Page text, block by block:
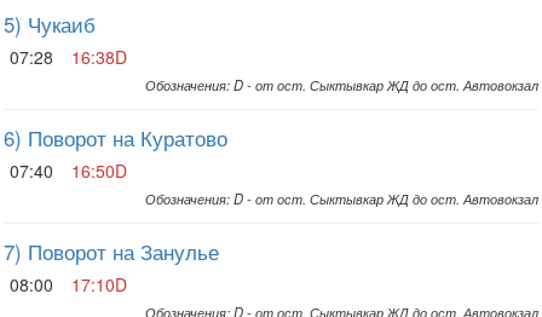
5) Чукаиб
07:28 16:38D
Обозначения: D - от ост. Сыктывкар ЖД до ост. Автовокзал
6) Поворот на Куратово
07:40 16:50D
Обозначения: D - от ост. Сыктывкар ЖД до ост. Автовокзал
7) Поворот на Занулье
08:00 17:10D
Обозначения: D - от ост. Сыктывкар ЖД до ост. Автовокзал